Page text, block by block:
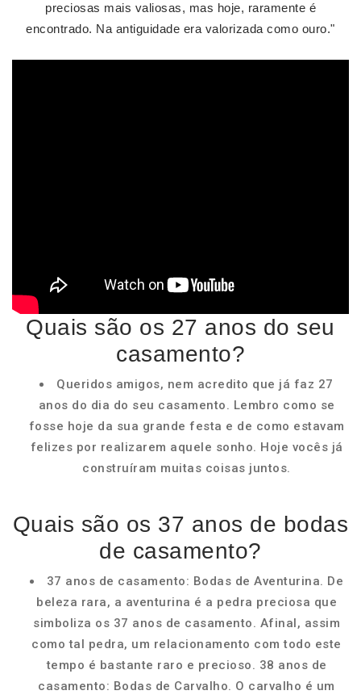
preciosas mais valiosas, mas hoje, raramente é
encontrado. Na antiguidade era valorizada como ouro."
Quais são os 27 anos do seu
casamento?
Queridos amigos, nem acredito que já faz 27
anos do dia do seu casamento. Lembro como se
fosse hoje da sua grande festa e de como estavam
felizes por realizarem aquele sonho. Hoje vocês já
construíram muitas coisas juntos.
Quais são os 37 anos de bodas
de casamento?
37 anos de casamento: Bodas de Aventurina. De
beleza rara, a aventurina é a pedra preciosa que
simboliza os 37 anos de casamento. Afinal, assim
como tal pedra, um relacionamento com todo este
tempo é bastante raro e precioso. 38 anos de
casamento: Bodas de Carvalho. O carvalho é um